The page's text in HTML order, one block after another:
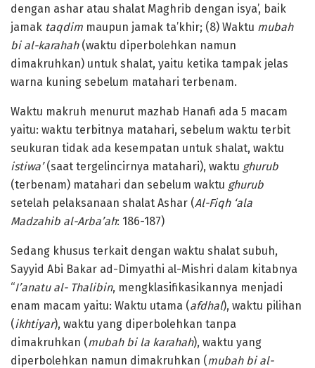
dengan ashar atau shalat Maghrib dengan isya’, baik
jamak taqdim maupun jamak ta’khir; (8) Waktu mubah
bi al-karahah(waktu diperbolehkan namun
dimakruhkan) untuk shalat, yaitu ketika tampak jelas
warna kuning sebelum matahari terbenam.
Waktu makruh menurut mazhab Hanafi ada 5 macam
yaitu: waktu terbitnya matahari, sebelum waktu terbit
seukuran tidak ada kesempatan untuk shalat, waktu
istiwa’(saat tergelincirnya matahari), waktu ghurub
(terbenam) matahari dan sebelum waktu ghurub
setelah pelaksanaan shalat Ashar (Al-Fiqh ‘ala
Madzahib al-Arba’ah: 186-187)
Sedang khusus terkait dengan waktu shalat subuh,
Sayyid Abi Bakar ad-Dimyathi al-Mishri dalam kitabnya
“I’anatu al- Thalibin, mengklasifikasikannya menjadi
enam macam yaitu: Waktu utama (afdhal), waktu pilihan
(ikhtiyar), waktu yang diperbolehkan tanpa
dimakruhkan (mubah bi la karahah), waktu yang
diperbolehkan namun dimakruhkan (mubah bi al-